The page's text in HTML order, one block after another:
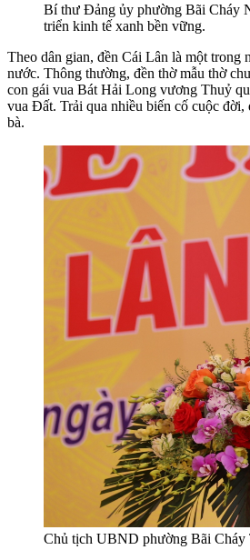
Bí thư Đảng ủy phường Bãi Cháy
triển kinh tế xanh bền vững.
Theo dân gian, đền Cái Lân là một trong
nước. Thông thường, đền thờ mẫu thờ
con gái vua Bát Hải Long vương Thuỷ
vua Đất. Trải qua nhiều biến cố cuộc
bà.
Chủ tịch UBND phường Bãi Cháy